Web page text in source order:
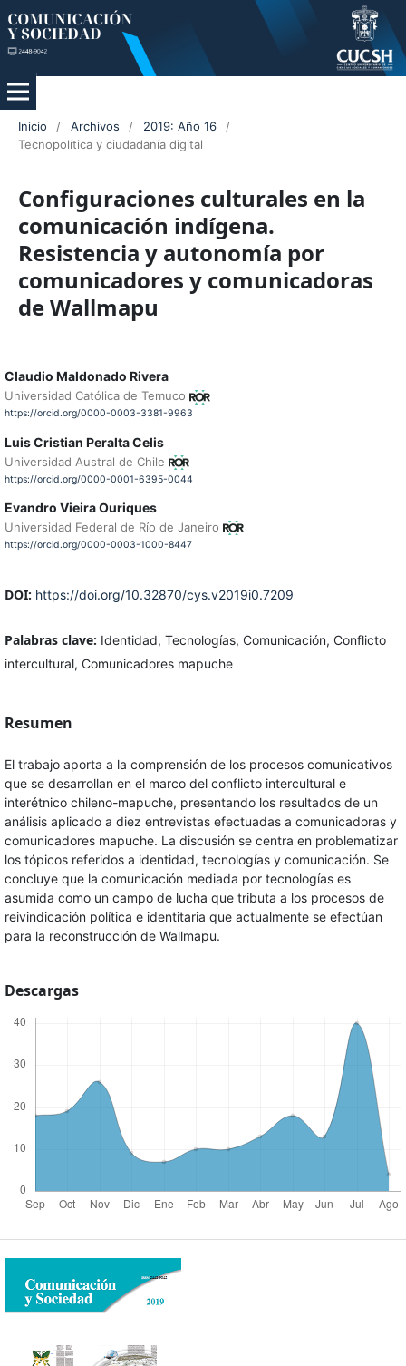
Inicio / Archivos / 2019: Año 16
/
Tecnopolítica y ciudadanía digital
Configuraciones culturales en la
comunicación indígena.
Resistencia y autonomía por
comunicadores y comunicadoras
de Wallmapu
Claudio Maldonado Rivera
Universidad Católica de Temuco
https://orcid.org/0000-0003-3381-9963
Luis Cristian Peralta Celis
Universidad Austral de Chile
https://orcid.org/0000-0001-6395-0044
Evandro Vieira Ouriques
Universidad Federal de Río de Janeiro
https://orcid.org/0000-0003-1000-8447
DOI: https://doi.org/10.32870/cys.v2019i0.7209
Palabras clave: Identidad, Tecnologías, Comunicación, Conflicto
intercultural, Comunicadores mapuche
Resumen
El trabajo aporta a la comprensión de los procesos comunicativos
que se desarrollan en el marco del conflicto intercultural e
interétnico chileno-mapuche, presentando los resultados de un
análisis aplicado a diez entrevistas efectuadas a comunicadoras y
comunicadores mapuche. La discusión se centra en problematizar
los tópicos referidos a identidad, tecnologías y comunicación. Se
concluye que la comunicación mediada por tecnologías es
asumida como un campo de lucha que tributa a los procesos de
reivindicación política e identitaria que actualmente se efectúan
para la reconstrucción de Wallmapu.
Descargas